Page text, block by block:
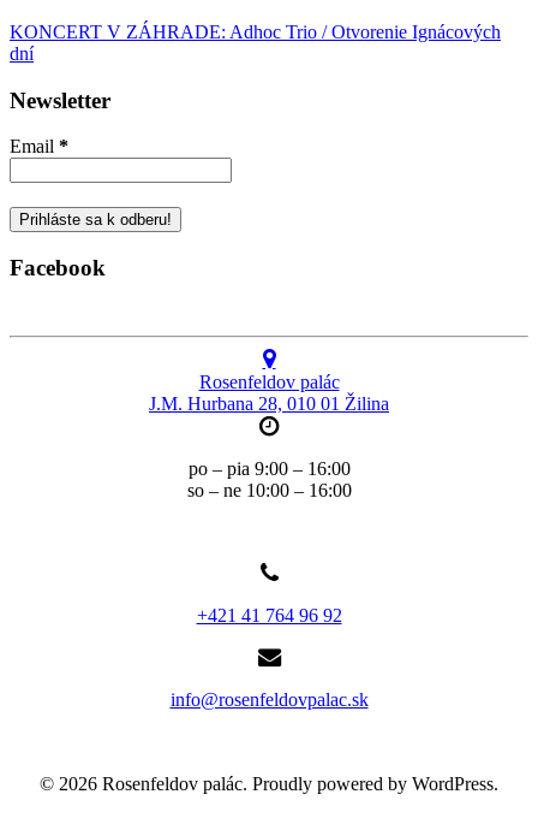
KONCERT V ZÁHRADE: Adhoc Trio / Otvorenie Ignácových
dní
Newsletter
Email *
Facebook
Rosenfeldov palác
J.M. Hurbana 28, 010 01 Žilina
po – pia 9:00 – 16:00
so – ne 10:00 – 16:00
+421 41 764 96 92
info@rosenfeldovpalac.sk
© 2026 Rosenfeldov palác. Proudly powered by WordPress.